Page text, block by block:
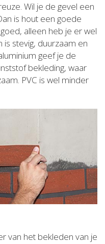
Wil je de gevel een
is hout een goede
alleen heb je er wel
stevig, duurzaam en
geef je de
bekleding, waar
PVC is wel minder
van het bekleden van je